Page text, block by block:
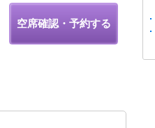
空席確認・予約する